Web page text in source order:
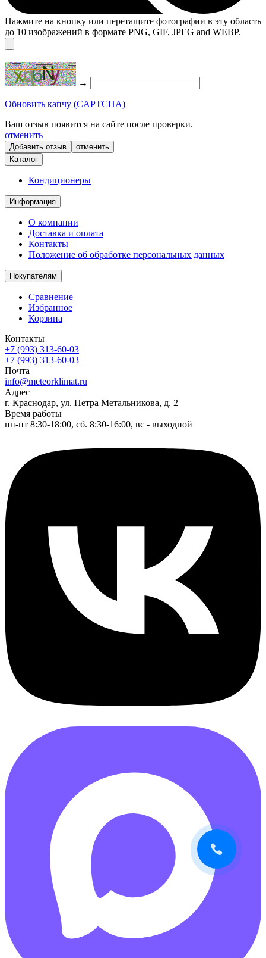
Нажмите на кнопку или перетащите фотографии в эту область
до 10 изображений в формате PNG, GIF, JPEG and WEBP.
→
Обновить капчу (CAPTCHA)
Ваш отзыв появится на сайте после проверки.
отменить
отменить
Каталог
Кондиционеры
Информация
О компании
Доставка и оплата
Контакты
Положение об обработке персональных данных
Покупателям
Сравнение
Избранное
Корзина
Контакты
+7 (993) 313-60-03
+7 (993) 313-60-03
Почта
info@meteorklimat.ru
Адрес
г. Краснодар, ул. Петра Метальникова, д. 2
Время работы
пн-пт 8:30-18:00, сб. 8:30-16:00, вс - выходной